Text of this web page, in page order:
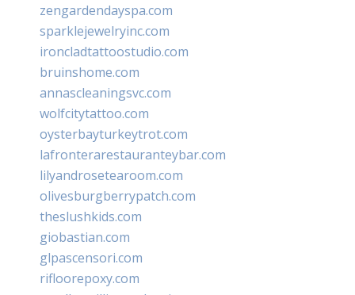
zengardendayspa.com
sparklejewelryinc.com
ironcladtattoostudio.com
bruinshome.com
annascleaningsvc.com
wolfcitytattoo.com
oysterbayturkeytrot.com
lafronterarestauranteybar.com
lilyandrosetearoom.com
olivesburgberrypatch.com
theslushkids.com
giobastian.com
glpascensori.com
rifloorepoxy.com